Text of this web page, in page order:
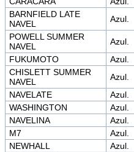
BARNFIELD LATE
NAVEL
Azul.
POWELL SUMMER
NAVEL
Azul.
FUKUMOTO
Azul.
CHISLETT SUMMER
NAVEL
Azul.
NAVELATE
Azul.
WASHINGTON
Azul.
NAVELINA
Azul.
M7
Azul.
NEWHALL
Azul.